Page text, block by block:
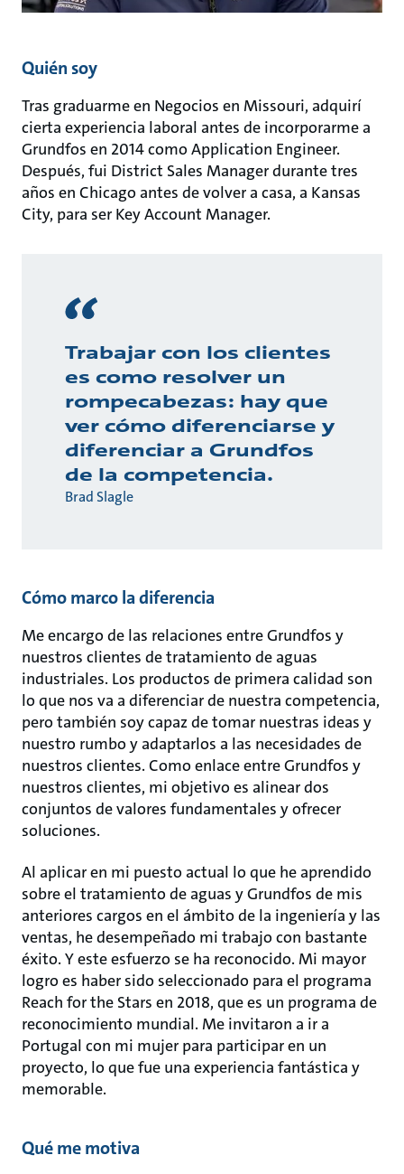
Quién soy
Tras graduarme en Negocios en Missouri, adquirí
cierta experiencia laboral antes de incorporarme a
Grundfos en 2014 como Application Engineer.
Después, fui District Sales Manager durante tres
años en Chicago antes de volver a casa, a Kansas
City, para ser Key Account Manager.
Trabajar con los clientes
es como resolver un
rompecabezas: hay que
ver cómo diferenciarse y
diferenciar a Grundfos
de la competencia.
Brad Slagle
Cómo marco la diferencia
Me encargo de las relaciones entre Grundfos y
nuestros clientes de tratamiento de aguas
industriales. Los productos de primera calidad son
lo que nos va a diferenciar de nuestra competencia,
pero también soy capaz de tomar nuestras ideas y
nuestro rumbo y adaptarlos a las necesidades de
nuestros clientes. Como enlace entre Grundfos y
nuestros clientes, mi objetivo es alinear dos
conjuntos de valores fundamentales y ofrecer
soluciones.
Al aplicar en mi puesto actual lo que he aprendido
sobre el tratamiento de aguas y Grundfos de mis
anteriores cargos en el ámbito de la ingeniería y las
ventas, he desempeñado mi trabajo con bastante
éxito. Y este esfuerzo se ha reconocido. Mi mayor
logro es haber sido seleccionado para el programa
Reach for the Stars en 2018, que es un programa de
reconocimiento mundial. Me invitaron a ir a
Portugal con mi mujer para participar en un
proyecto, lo que fue una experiencia fantástica y
memorable.
Qué me motiva